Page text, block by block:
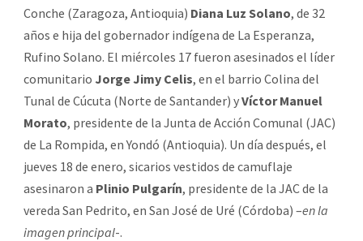
Conche (Zaragoza, Antioquia) Diana Luz Solano, de 32
años e hija del gobernador indígena de La Esperanza,
Rufino Solano. El miércoles 17 fueron asesinados el líder
comunitario Jorge Jimy Celis, en el barrio Colina del
Tunal de Cúcuta (Norte de Santander) yVíctor Manuel
Morato, presidente de la Junta de Acción Comunal (JAC)
de La Rompida, en Yondó (Antioquia). Un día después, el
jueves 18 de enero, sicarios vestidos de camuflaje
asesinaron a Plinio Pulgarín, presidente de la JAC de la
vereda San Pedrito, en San José de Uré (Córdoba) –en la
imagen principal-.